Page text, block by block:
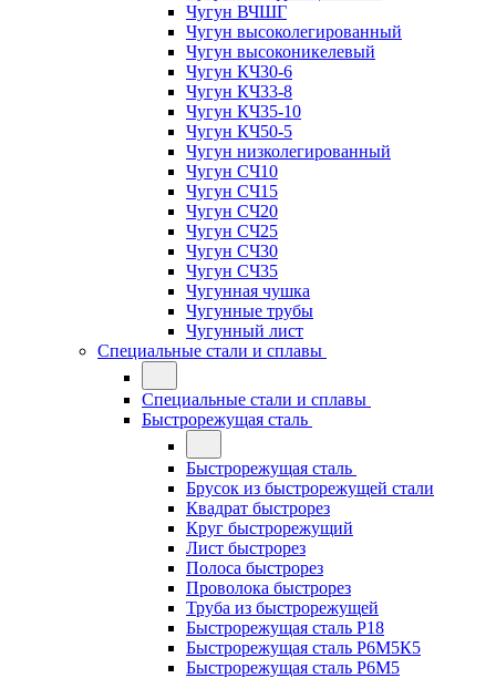
Чугун ВЧШГ
Чугун высоколегированный
Чугун высоконикелевый
Чугун КЧ30-6
Чугун КЧ33-8
Чугун КЧ35-10
Чугун КЧ50-5
Чугун низколегированный
Чугун СЧ10
Чугун СЧ15
Чугун СЧ20
Чугун СЧ25
Чугун СЧ30
Чугун СЧ35
Чугунная чушка
Чугунные трубы
Чугунный лист
Специальные стали и сплавы
Специальные стали и сплавы
Быстрорежущая сталь
Быстрорежущая сталь
Брусок из быстрорежущей стали
Квадрат быстрорез
Круг быстрорежущий
Лист быстрорез
Полоса быстрорез
Проволока быстрорез
Труба из быстрорежущей
Быстрорежущая сталь Р18
Быстрорежущая сталь Р6М5К5
Быстрорежущая сталь Р6М5